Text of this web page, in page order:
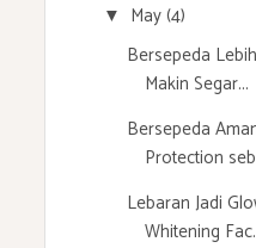
▼ May(4)
Bersepeda
Makin Segar...
Bersepeda
Protection
Lebaran Jadi
Whitening